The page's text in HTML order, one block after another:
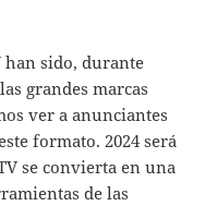
han sido, durante
grandes marcas
ver a anunciantes
formato. 2024 será
se convierta en una
de las